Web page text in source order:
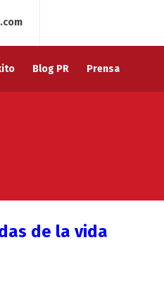
Blog PR Prensa
de la vida